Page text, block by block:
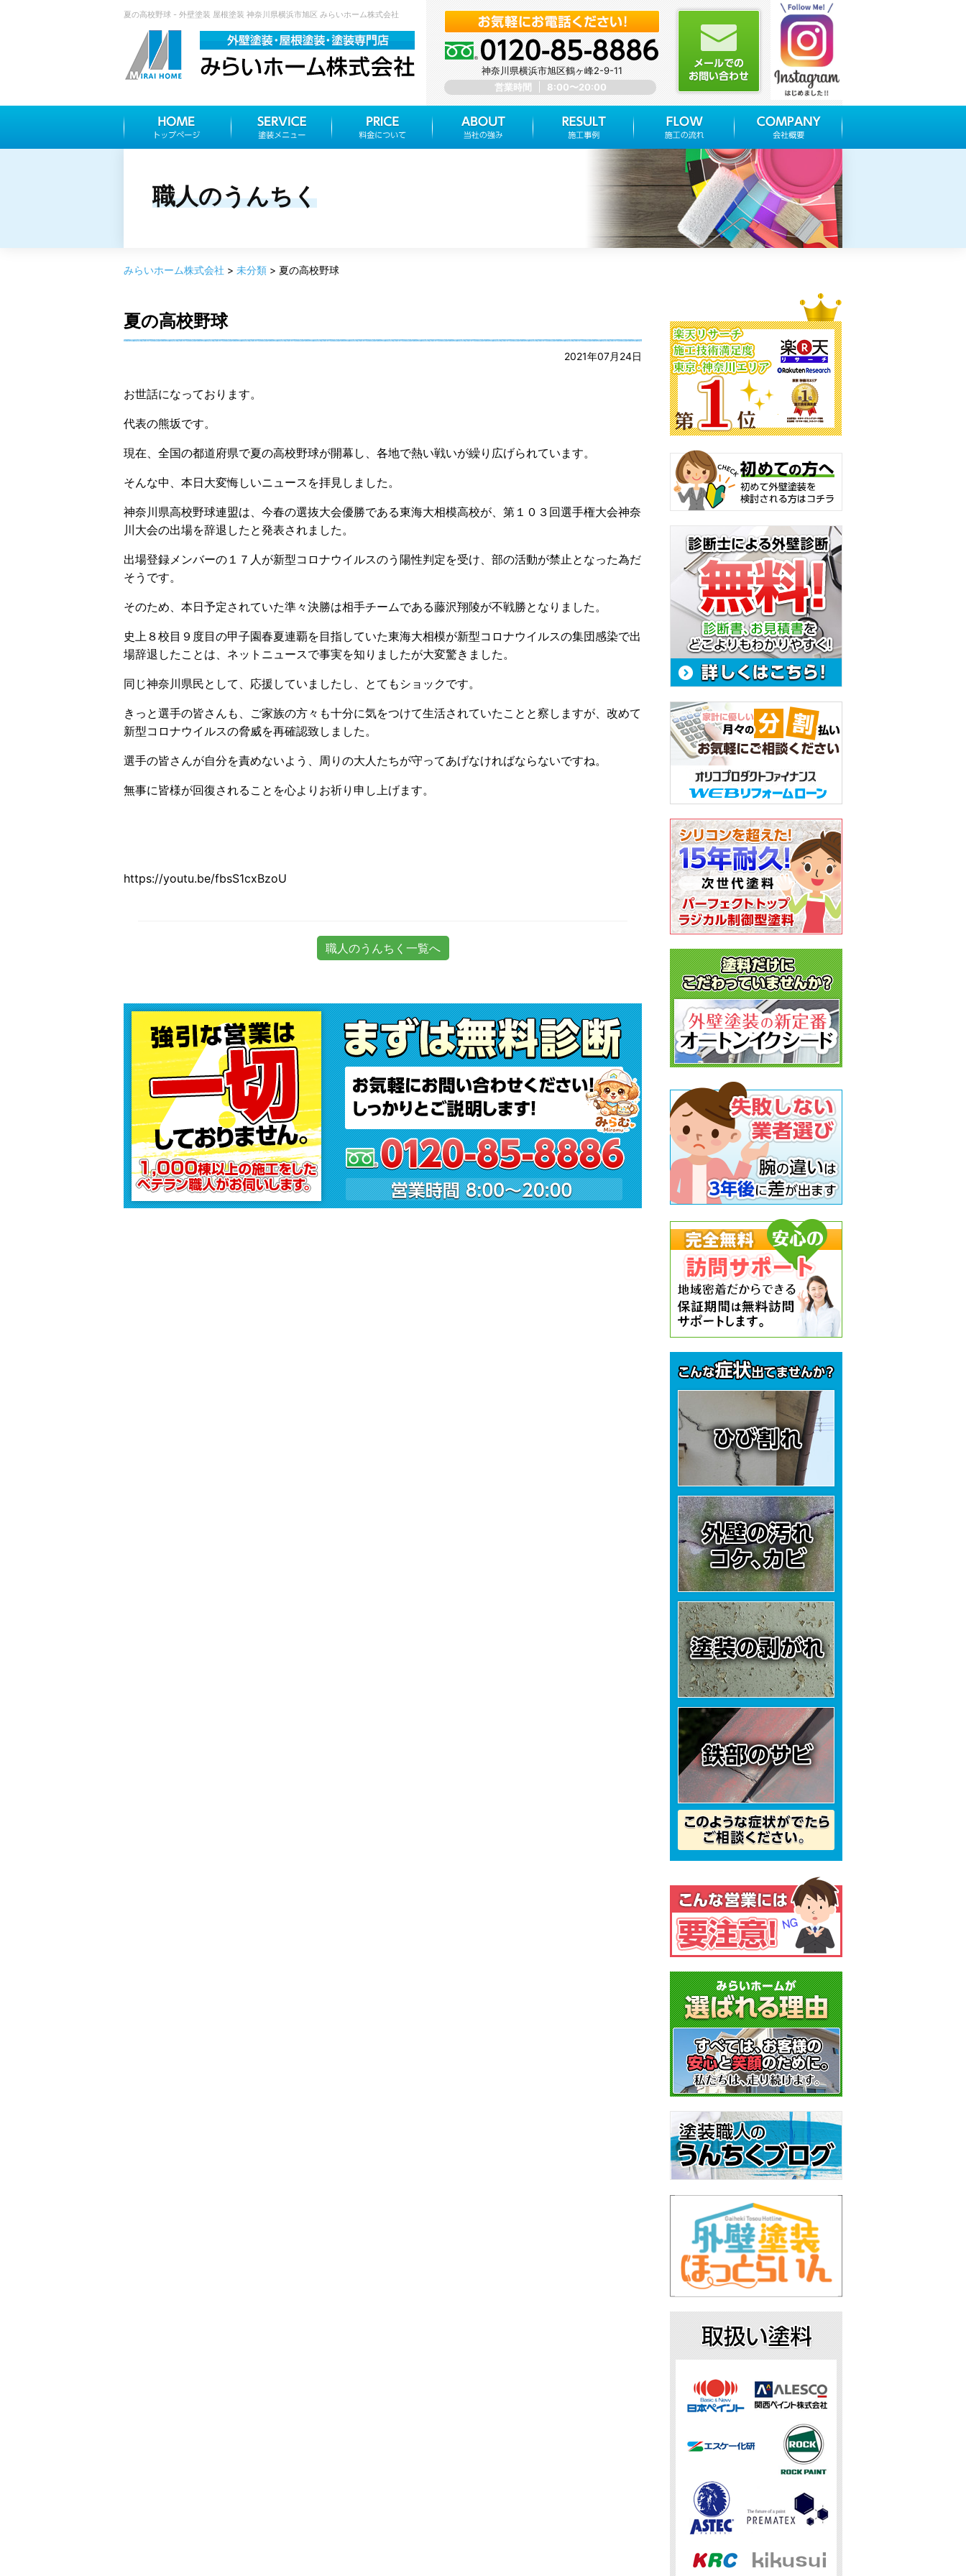
夏の高校野球 - 外壁塗装 屋根塗装 神奈川県横浜市旭区 みらいホーム株式会社
神奈川県横浜市旭区鶴ヶ峰2-9-11
営業時間
8:00〜20:00
職人のうんちく
みらいホーム株式会社 > 未分類 > 夏の高校野球
夏の高校野球
2021年07月24日
お世話になっております。
代表の熊坂です。
現在、全国の都道府県で夏の高校野球が開幕し、各地で熱い戦いが繰り広げられています。
そんな中、本日大変悔しいニュースを拝見しました。
神奈川県高校野球連盟は、今春の選抜大会優勝である東海大相模高校が、第１０３回選手権大会神奈
川大会の出場を辞退したと発表されました。
出場登録メンバーの１７人が新型コロナウイルスのう陽性判定を受け、部の活動が禁止となった為だ
そうです。
そのため、本日予定されていた準々決勝は相手チームである藤沢翔陵が不戦勝となりました。
史上８校目９度目の甲子園春夏連覇を目指していた東海大相模が新型コロナウイルスの集団感染で出
場辞退したことは、ネットニュースで事実を知りましたが大変驚きました。
同じ神奈川県民として、応援していましたし、とてもショックです。
きっと選手の皆さんも、ご家族の方々も十分に気をつけて生活されていたことと察しますが、改めて
新型コロナウイルスの脅威を再確認致しました。
選手の皆さんが自分を責めないよう、周りの大人たちが守ってあげなければならないですね。
無事に皆様が回復されることを心よりお祈り申し上げます。
https://youtu.be/fbsS1cxBzoU
職人のうんちく一覧へ